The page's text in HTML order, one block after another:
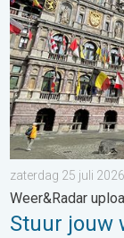
zaterdag 25 juli 2026
Weer&Radar
Stuur jouw